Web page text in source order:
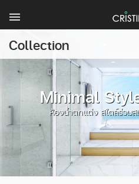
Collection
Minimal
ห้องน้ำตกแต่ง สไตล์ร่วม